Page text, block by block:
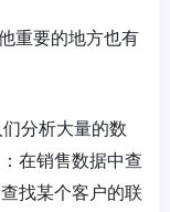
重要的地方也有
分析大量的数
在销售数据中查
找某个客户的联